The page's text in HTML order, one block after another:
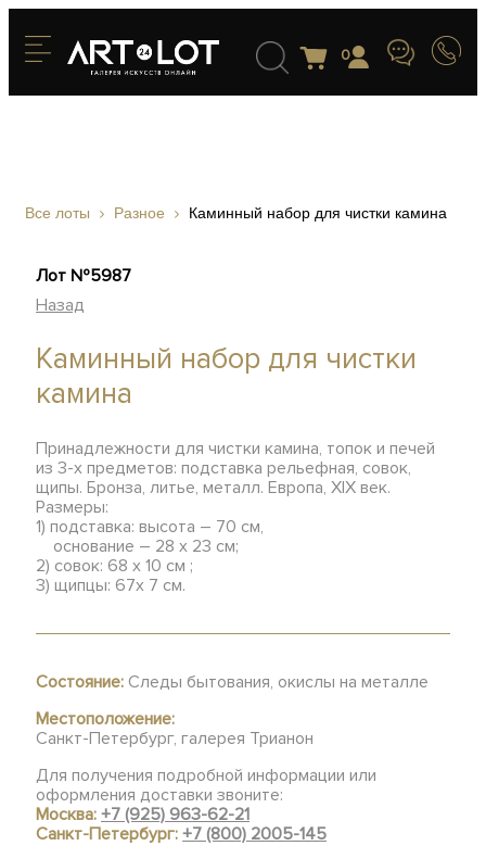
0
Все лоты Разное Каминный набор для чистки камина
Лот №5987
Назад
Каминный набор для чистки
камина
Принадлежности для чистки камина, топок и печей
из 3-х предметов: подставка рельефная, совок,
щипы. Бронза, литье, металл. Европа, XIX век.
Размеры:
1) подставка: высота – 70 см,
основание – 28 х 23 см;
2) совок: 68 х 10 см ;
3) щипцы: 67х 7 см.
Состояние: Следы бытования, окислы на металле
Местоположение:
Санкт-Петербург, галерея Трианон
Для получения подробной информации или
оформления доставки звоните:
Москва:+7 (925) 963-62-21
Санкт-Петербург:+7 (800) 2005-145